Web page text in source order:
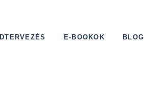
E-BOOKOK BLOG